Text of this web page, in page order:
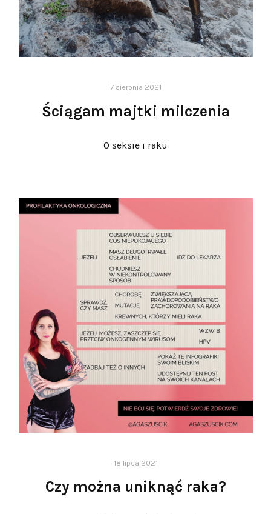
7 sierpnia 2021
Ściągam majtki milczenia
O seksie i raku
18 lipca 2021
Czy można uniknąć raka?